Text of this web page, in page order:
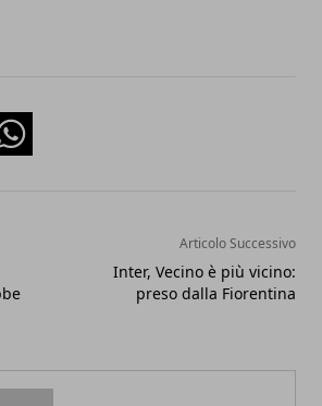
Articolo Successivo
Inter, Vecino è più vicino:
preso dalla Fiorentina